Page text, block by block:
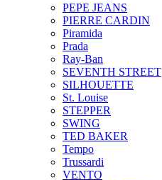
PEPE JEANS
PIERRE CARDIN
Piramida
Prada
Ray-Ban
SEVENTH STREET
SILHOUETTE
St. Louise
STEPPER
SWING
TED BAKER
Tempo
Trussardi
VENTO